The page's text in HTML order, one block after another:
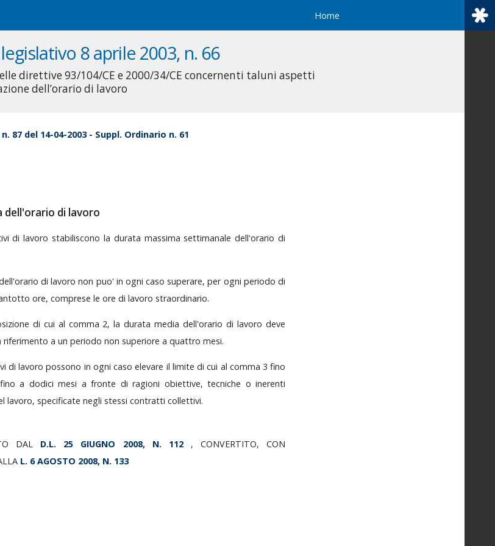
Home
8 aprile 2003, n. 66
direttive 93/104/CE e 2000/34/CE concernenti taluni aspetti
dell’orario di lavoro
87 del 14-04-2003 - Suppl. Ordinario n. 61
dell'orario di lavoro
dilavorostabiliscono la durata massimasettimanaledell'orariodi
dilavoronon puo' in ognicasosuperare,per ogni periodo di
ore, comprese le ore di lavoro straordinario.
di cui al comma 2,laduratamediadell'orariodilavoro deve
riferimento a un periodo non superiore a quattro mesi.
dilavoropossono in ognicasoelevare il limitedicui al comma 3fino
finoa dodicimesi afronte diragioni obiettive,tecniche oinerenti
lavoro, specificate negli stessi contratti collettivi.
DAL D.L. 25 GIUGNO 2008, N. 112 , CONVERTITO,CON
L. 6AGOSTO 2008, N. 133